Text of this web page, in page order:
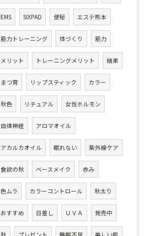
EMS SIXPAD 便秘 エステ熊本
筋力トレーニング 体づくり 筋力
メリット トレーニングメリット 結果
まつ育 リップスティック カラー
秋色 リチュアル 女性ホルモン
自律神経 アロマオイル
アカルカオイル 眠れない 紫外線ケア
食欲の秋 ベースメイク 赤み
色ムラ カラーコントロール 秋太り
おすすめ 日差し ＵＶＡ 発売中